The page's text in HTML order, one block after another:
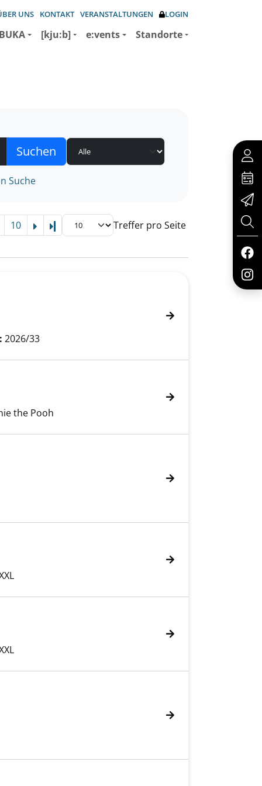
UNS KONTAKT VERANSTALTUNGEN LOGIN
[kju:b] e:vents Standorte
Suche
10 Letzte Seite Treffer pro Seite
2026/33
the Pooh